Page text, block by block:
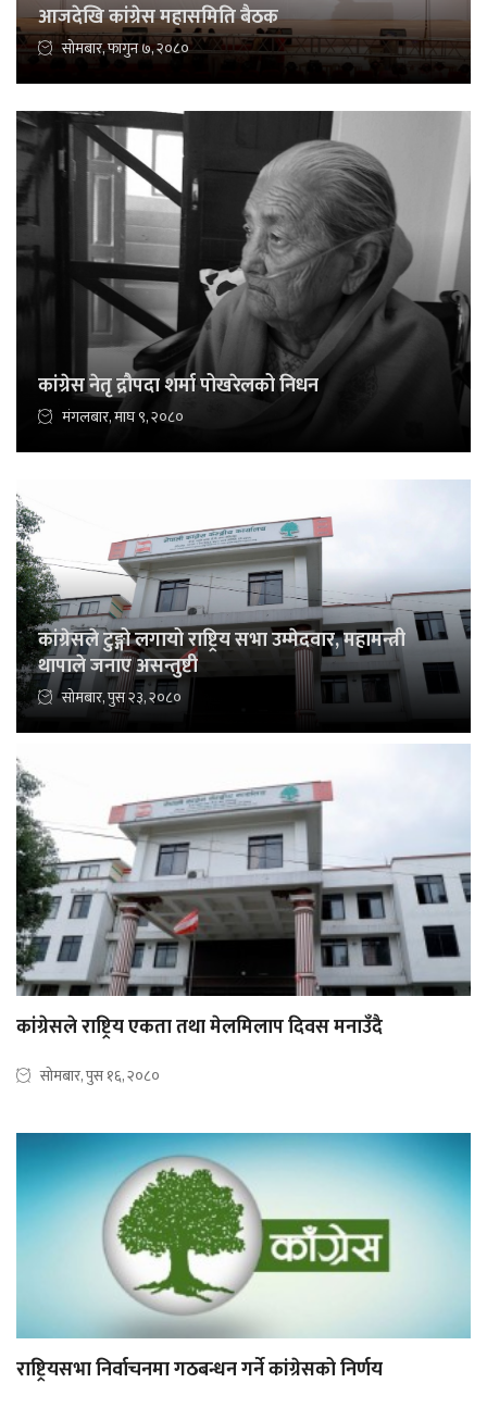
आजदेखि कांग्रेस महासमिति बैठक
सोमबार, फागुन ७, २०८०
कांग्रेस नेतृ द्रौपदा शर्मा पोखरेलको निधन
मंगलबार, माघ ९, २०८०
कांग्रेसले टुङ्गो लगायो राष्ट्रिय सभा उम्मेदवार, महामन्त्री
थापाले जनाए असन्तुष्टी
सोमबार, पुस २३, २०८०
कांग्रेसले राष्ट्रिय एकता तथा मेलमिलाप दिवस मनाउँदै
सोमबार, पुस १६, २०८०
राष्ट्रियसभा निर्वाचनमा गठबन्धन गर्ने कांग्रेसको निर्णय